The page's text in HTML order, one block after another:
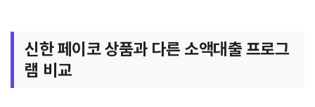
신한 페이코 상품과 다른 소액대출 프로그
램 비교